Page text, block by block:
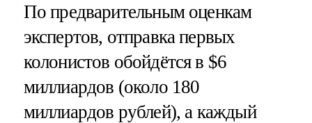
По предварительным оценкам
экспертов, отправка первых
колонистов обойдётся в $6
миллиардов (около 180
миллиардов рублей), а каждый